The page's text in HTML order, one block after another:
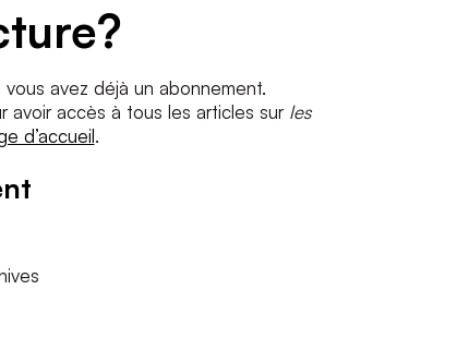
vous avez déjà un abonnement.
accès à tous les articles sur les
d’accueil.
e-
mail
Conditions *
J'accepteles termes et conditionsetla politique de confidentialité